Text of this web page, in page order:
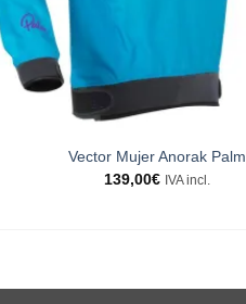
Vector Mujer Anorak Palm
139,00€ IVA incl.